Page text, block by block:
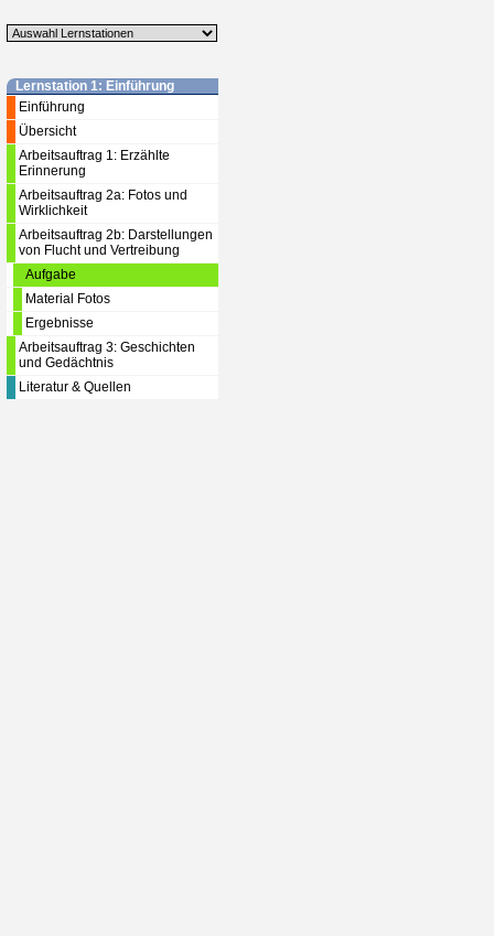
Lernstation 1: Einführung
Einführung
Übersicht
Arbeitsauftrag 1: Erzählte
Erinnerung
Arbeitsauftrag 2a: Fotos und
Wirklichkeit
Arbeitsauftrag 2b: Darstellungen
von Flucht und Vertreibung
Aufgabe
Material Fotos
Ergebnisse
Arbeitsauftrag 3: Geschichten
und Gedächtnis
Literatur & Quellen